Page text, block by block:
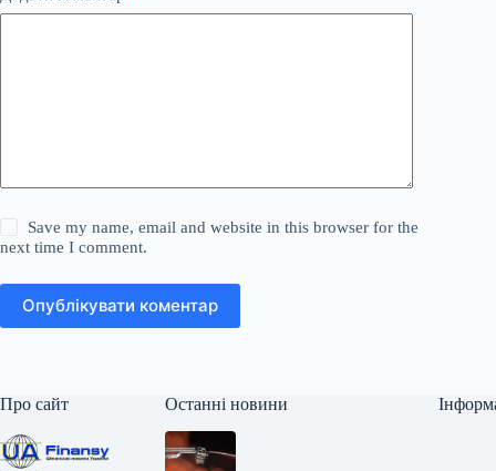
Save my name, email and website in this browser for the
next time I comment.
Опублікувати коментар
Про сайт Останні новини